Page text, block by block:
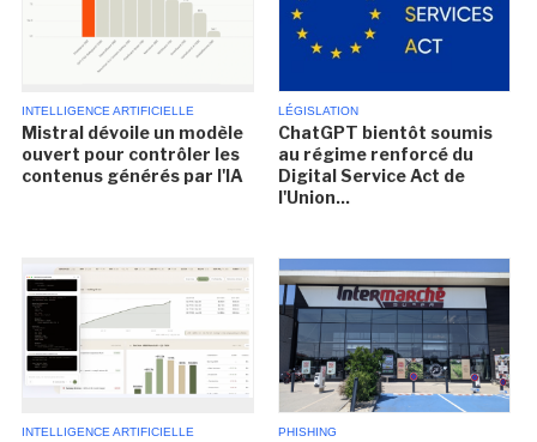
INTELLIGENCE ARTIFICIELLE
Mistral dévoile un modèle
ouvert pour contrôler les
contenus générés par l'IA
LÉGISLATION
ChatGPT bientôt soumis
au régime renforcé du
Digital Service Act de
l'Union...
INTELLIGENCE ARTIFICIELLE PHISHING